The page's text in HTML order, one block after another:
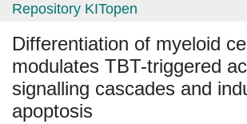
Repository KITopen
Differentiation of myeloid
modulates TBT-triggered
signalling cascades and
apoptosis